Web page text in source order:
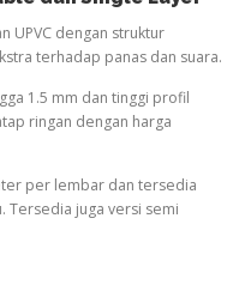
UPVC dengan struktur
terhadap panas dan suara.
1.5 mm dan tinggi profil
ringan dengan harga
per lembar dan tersedia
Tersedia juga versi semi